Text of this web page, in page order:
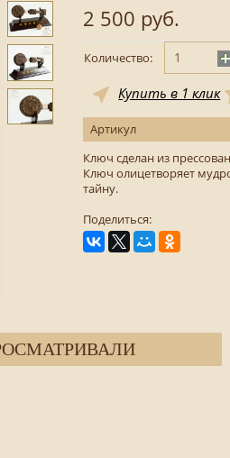
2 500 руб.
Количество:
Купить в 1 клик
Артикул
Ключ сделан из
Ключ олицетворяет
тайну.
Поделиться: